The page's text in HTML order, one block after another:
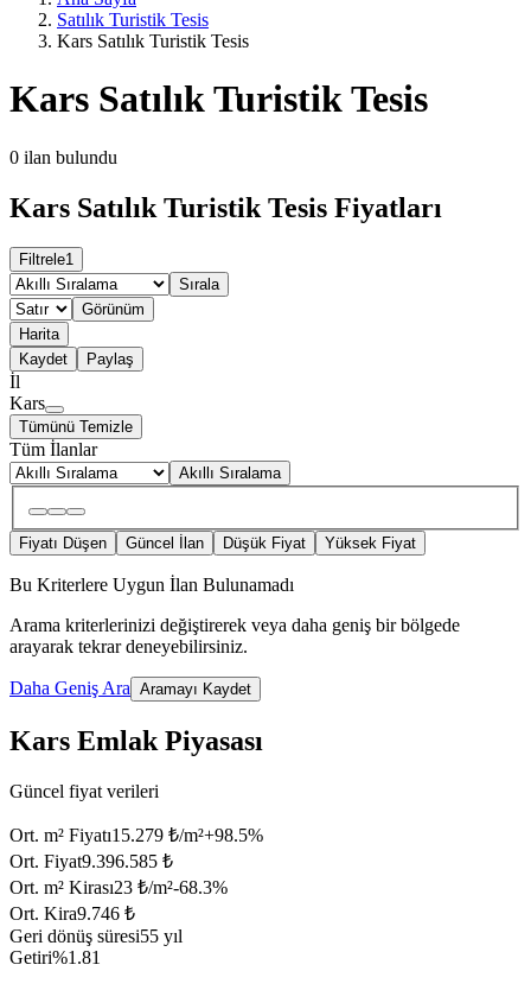
Satılık Turistik Tesis
Kars Satılık Turistik Tesis
Kars Satılık Turistik Tesis
0 ilan bulundu
Kars Satılık Turistik Tesis Fiyatları
Filtrele1
Sırala
Görünüm
Harita
Kaydet
Paylaş
İl
Kars
Tümünü Temizle
Tüm İlanlar
Akıllı Sıralama
Fiyatı Düşen Güncel İlan Düşük Fiyat Yüksek Fiyat
Bu Kriterlere Uygun İlan Bulunamadı
Arama kriterlerinizi değiştirerek veya daha geniş bir bölgede
arayarak tekrar deneyebilirsiniz.
Daha Geniş Ara Aramayı Kaydet
Kars Emlak Piyasası
Güncel fiyat verileri
Ort. m² Fiyatı15.279 ₺/m²+98.5%
Ort. Fiyat9.396.585 ₺
Ort. m² Kirası23 ₺/m²-68.3%
Ort. Kira9.746 ₺
Geri dönüş süresi55 yıl
Getiri%1.81